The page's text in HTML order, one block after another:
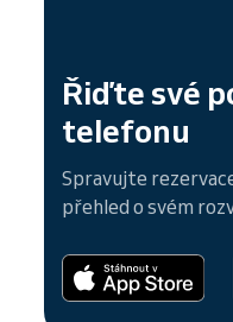
Řiďte své
telefonu
Spravujte
přehled o svém